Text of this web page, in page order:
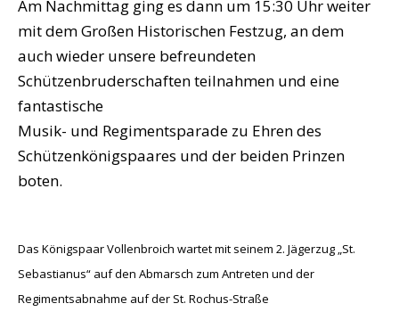
Am Nachmittag ging es dann um 15:30 Uhr weiter
mit dem Großen Historischen Festzug, an dem
auch wieder unsere befreundeten
Schützenbruderschaften teilnahmen und eine
fantastische
Musik- und Regimentsparade zu Ehren des
Schützenkönigspaares und der beiden Prinzen
boten.
Das Königspaar Vollenbroich wartet mit seinem 2. Jägerzug „St.
Sebastianus“ auf den Abmarsch zum Antreten und der
Regimentsabnahme auf der St. Rochus-Straße